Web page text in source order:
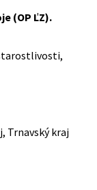
(OP ĽZ).
Trnavský kraj